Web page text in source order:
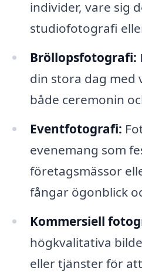
individer, vare sig
studiofotografi
Bröllopsfotografi:
din stora dag med
både ceremonin
Eventfotografi:
evenemang som
företagsmässor
fångar ögonblick
Kommersiell
högkvalitativa
eller tjänster för